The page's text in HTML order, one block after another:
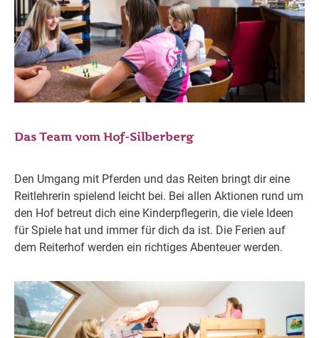
Das Team vom Hof-Silberberg
Den Umgang mit Pferden und das Reiten bringt dir eine
Reitlehrerin spielend leicht bei. Bei allen Aktionen rund um
den Hof betreut dich eine Kinderpflegerin, die viele Ideen
für Spiele hat und immer für dich da ist. Die Ferien auf
dem Reiterhof werden ein richtiges Abenteuer werden.